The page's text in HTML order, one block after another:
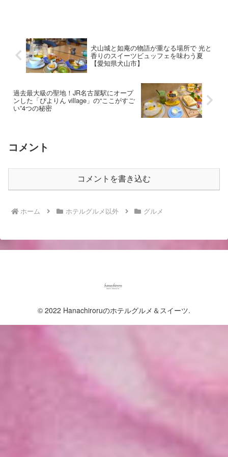
犬山城と如庵の物語が重なる場所で 光と
香りのスイーツビュッフェを味わう夏
【愛知県犬山市】
過去最大級の聖地！JR名古屋駅にオープ
ンした「ぴよりん village」の“ここがすご
い”4つの秘密
コメント
コメントを書き込む
ホーム ホテルグルメ以外 グルメ
© 2022 Hanachiroruのホテルグルメ＆スイーツ.